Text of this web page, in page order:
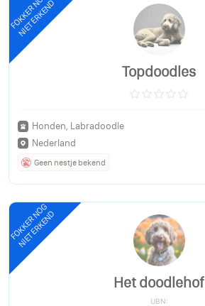
FOKKER NOG
NIET ERKEND
Topdoodles
Honden, Labradoodle
Nederland
Geen nestje bekend
FOKKER NOG
NIET ERKEND
Het doodlehof
UBN: